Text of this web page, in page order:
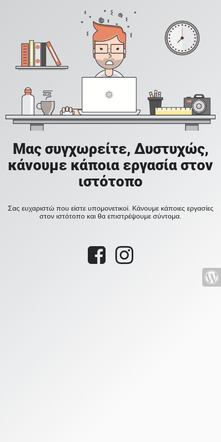
Μας συγχωρείτε, Δυστυχώς,
κάνουμε κάποια εργασία στον
ιστότοπο
Σας ευχαριστώ που είστε υπομονετικοί. Κάνουμε κάποιες εργασίες
στον ιστότοπο και θα επιστρέψουμε σύντομα.